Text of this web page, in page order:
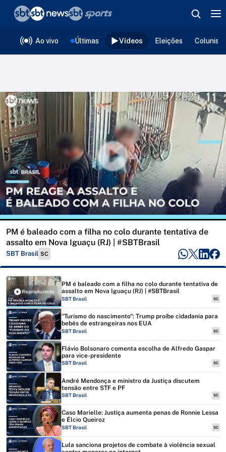
Ao vivo Últimas Vídeos Eleições
PM é baleado com a filha no colo durante tentativa de
assalto em Nova Iguaçu (RJ) | #SBTBrasil
SBT Brasil SC
Reproduzindo
PM é baleado com a filha no colo durante tentativa de
assalto em Nova Iguaçu (RJ) | #SBTBrasil
SBT Brasil SC
"Turismo do nascimento": Trump proíbe cidadania para
bebês de estrangeiras nos EUA
SBT Brasil SC
Flávio Bolsonaro comenta escolha de Alfredo Gaspar
para vice-presidente
SBT Brasil SC
André Mendonça e ministro da Justiça discutem
tensão entre STF e PF
SBT Brasil SC
Caso Marielle: Justiça aumenta penas de Ronnie Lessa
e Élcio Queiroz
SBT Brasil SC
Lula sanciona projetos de combate à violência sexual
❮voltar
Editorias